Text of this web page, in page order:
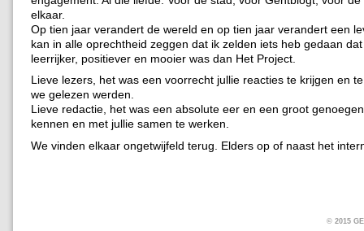
elkaar.
Op tien jaar verandert de wereld en op tien jaar verandert een
kan in alle oprechtheid zeggen dat ik zelden iets heb gedaan
leerrijker, positiever en mooier was dan Het Project.
Lieve lezers, het was een voorrecht jullie reacties te krijgen en
we gelezen werden.
Lieve redactie, het was een absolute eer en een groot
kennen en met jullie samen te werken.
We vinden elkaar ongetwijfeld terug. Elders op of naast het
© 2015